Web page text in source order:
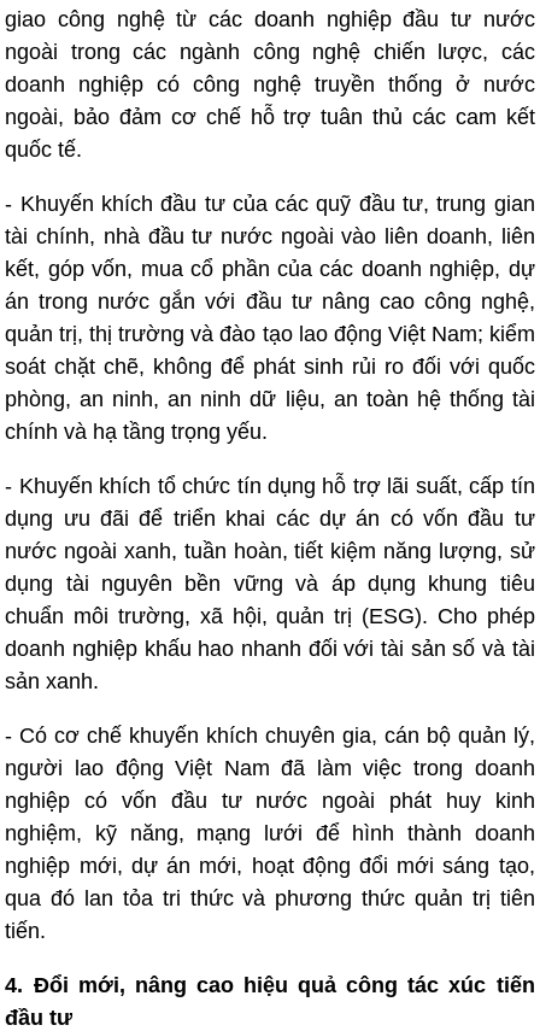
giao công nghệ từ các doanh nghiệp đầu tư nước
ngoài trong các ngành công nghệ chiến lược, các
doanh nghiệp có công nghệ truyền thống ở nước
ngoài, bảo đảm cơ chế hỗ trợ tuân thủ các cam kết
quốc tế.
- Khuyến khích đầu tư của các quỹ đầu tư, trung gian
tài chính, nhà đầu tư nước ngoài vào liên doanh, liên
kết, góp vốn, mua cổ phần của các doanh nghiệp, dự
án trong nước gắn với đầu tư nâng cao công nghệ,
quản trị, thị trường và đào tạo lao động Việt Nam; kiểm
soát chặt chẽ, không để phát sinh rủi ro đối với quốc
phòng, an ninh, an ninh dữ liệu, an toàn hệ thống tài
chính và hạ tầng trọng yếu.
- Khuyến khích tổ chức tín dụng hỗ trợ lãi suất, cấp tín
dụng ưu đãi để triển khai các dự án có vốn đầu tư
nước ngoài xanh, tuần hoàn, tiết kiệm năng lượng, sử
dụng tài nguyên bền vững và áp dụng khung tiêu
chuẩn môi trường, xã hội, quản trị (ESG). Cho phép
doanh nghiệp khấu hao nhanh đối với tài sản số và tài
sản xanh.
- Có cơ chế khuyến khích chuyên gia, cán bộ quản lý,
người lao động Việt Nam đã làm việc trong doanh
nghiệp có vốn đầu tư nước ngoài phát huy kinh
nghiệm, kỹ năng, mạng lưới để hình thành doanh
nghiệp mới, dự án mới, hoạt động đổi mới sáng tạo,
qua đó lan tỏa tri thức và phương thức quản trị tiên
tiến.
4. Đổi mới, nâng cao hiệu quả công tác xúc tiến
đầu tư